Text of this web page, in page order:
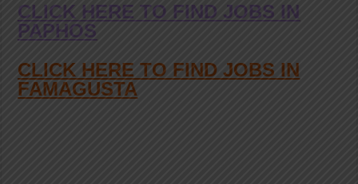
CLICK HERE TO FIND JOBS IN
PAPHOS
CLICK HERE TO FIND JOBS IN
FAMAGUSTA